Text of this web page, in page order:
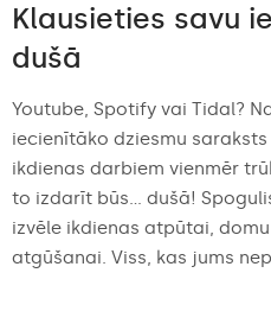
Klausieties savu
dušā
Youtube, Spotify vai Tidal?
iecienītāko dziesmu
ikdienas darbiem vienmēr
to izdarīt būs... dušā!
izvēle ikdienas atpūtai,
atgūšanai. Viss, kas jums